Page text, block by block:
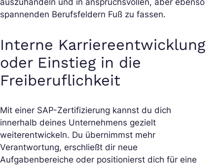
auszuhandeln und in anspruchsvollen, aber ebenso
spannenden Berufsfeldern Fuß zu fassen.
Interne Karriereentwicklung
oder Einstieg in die
Freiberuflichkeit
Mit einer SAP-Zertifizierung kannst du dich
innerhalb deines Unternehmens gezielt
weiterentwickeln. Du übernimmst mehr
Verantwortung, erschließt dir neue
Aufgabenbereiche oder positionierst dich für eine